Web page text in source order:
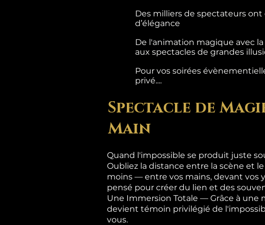
Des milliers de spectateurs
d’élégance
De l'animation magique avec
aux spectacles de grandes
Pour vos soirées
privé....
Spectacle de
Main
Quand l'impossible se produit juste
Oubliez la distance entre la scène et
moins — entre vos mains, devant vos
pensé pour créer du lien et des
Une Immersion Totale — Grâce à
devient témoin privilégié de
vous.